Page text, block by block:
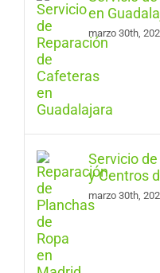
en
marzo 30th,
Servicio
y Centros
marzo 30th,